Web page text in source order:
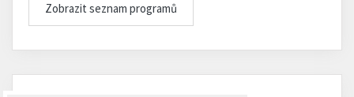
Zobrazit seznam programů